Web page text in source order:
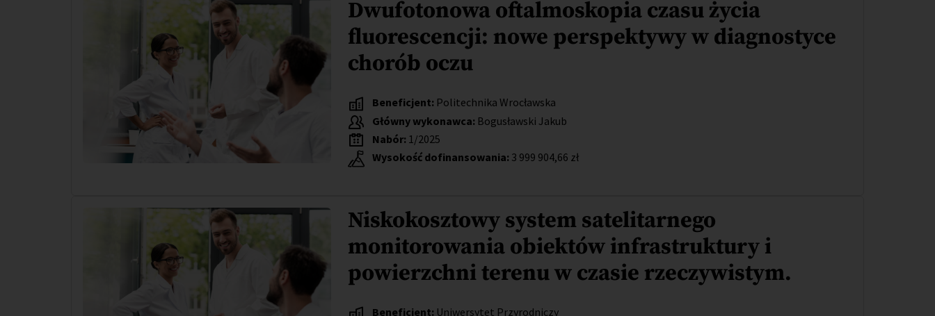
Dwufotonowa oftalmoskopia czasu życia
fluorescencji: nowe perspektywy w diagnostyce
chorób oczu
Beneficjent: Politechnika Wrocławska
Główny wykonawca: Bogusławski Jakub
Nabór: 1/2025
Wysokość dofinansowania: 3 999 904,66 zł
Niskokosztowy system satelitarnego
monitorowania obiektów infrastruktury i
powierzchni terenu w czasie rzeczywistym.
Beneficjent: Uniwersytet Przyrodniczy